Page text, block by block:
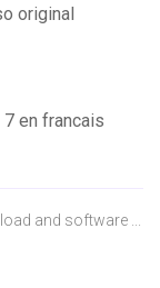
original
en francais
and software ...